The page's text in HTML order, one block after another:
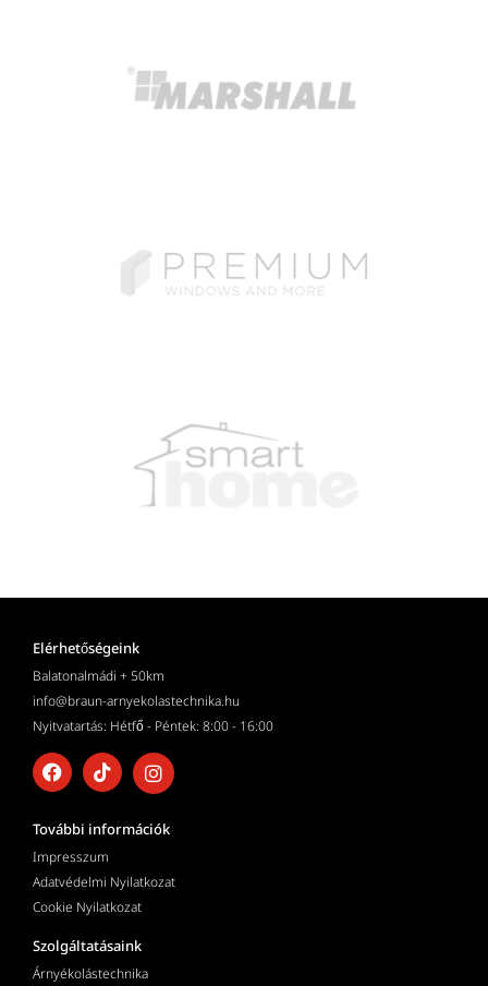
Elérhetőségeink
Balatonalmádi + 50km
info@braun-arnyekolastechnika.hu
Nyitvatartás: Hétfő - Péntek: 8:00 - 16:00
További információk
Impresszum
Adatvédelmi Nyilatkozat
Cookie Nyilatkozat
Szolgáltatásaink
Árnyékolástechnika